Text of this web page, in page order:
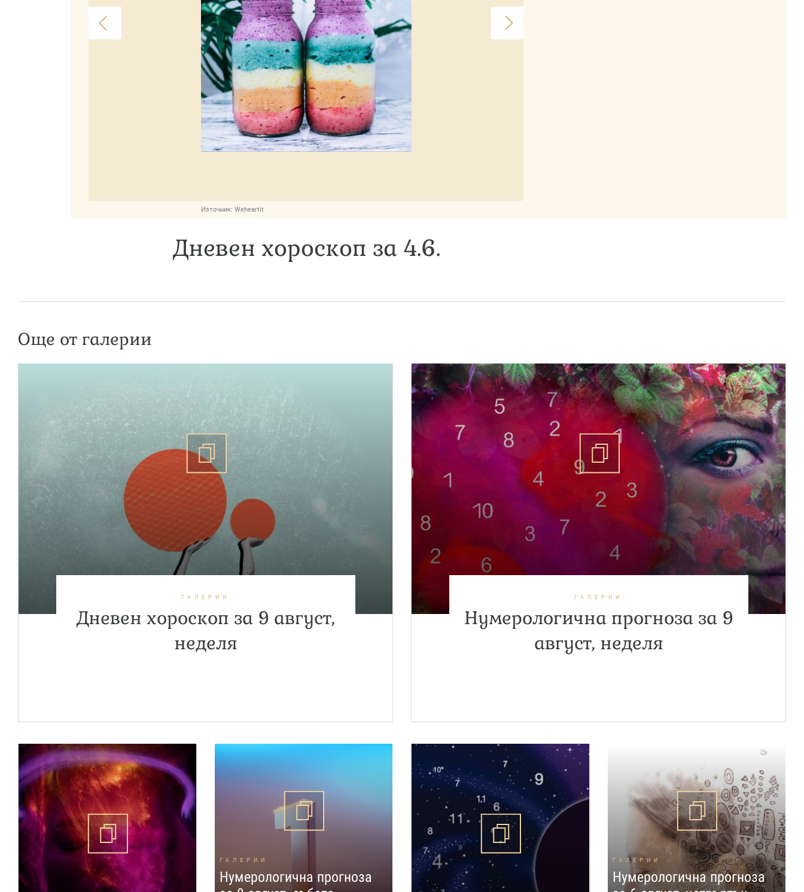
Източник: Weheartit
Дневен хороскоп за 4.6.
Още от галерии
ГАЛЕРИИ
Дневен хороскоп за 9 август,
неделя
ГАЛЕРИИ
Нумерологична прогноза за 9
август, неделя
ГАЛЕРИИ
Нумерологична прогноза
ГАЛЕРИИ
Нумерологична прогноза